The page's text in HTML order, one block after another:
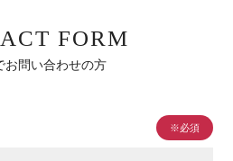
FORM
お問い合わせの方
※必須